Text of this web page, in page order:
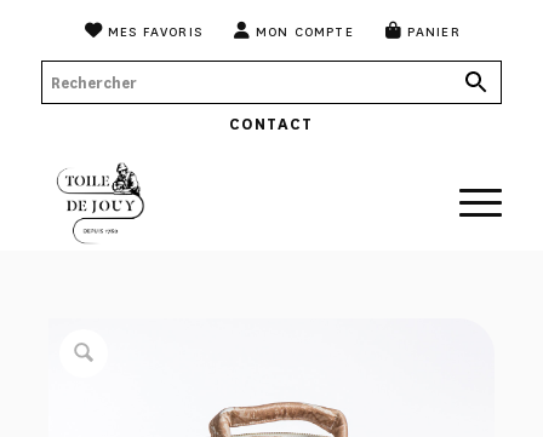
MES FAVORIS MON COMPTE PANIER
CONTACT